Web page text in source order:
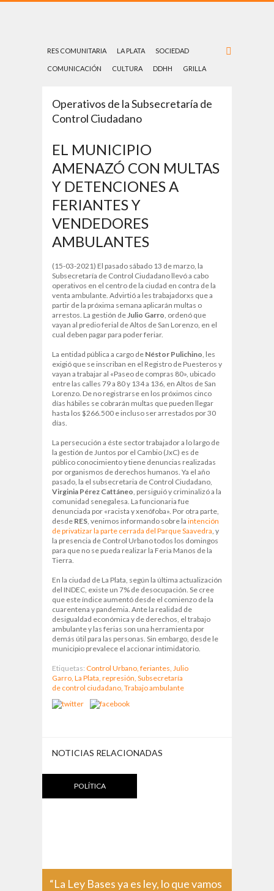
RES COMUNITARIA LA PLATA SOCIEDAD
COMUNICACIÓN CULTURA DDHH GRILLA
Operativos de la Subsecretaría de
Control Ciudadano
EL MUNICIPIO
AMENAZÓ CON MULTAS
Y DETENCIONES A
FERIANTES Y
VENDEDORES
AMBULANTES
(15-03-2021) El pasado sábado 13 de marzo, la
Subsecretaría de Control Ciudadano llevó a cabo
operativos en el centro de la ciudad en contra de la
venta ambulante. Advirtió a les trabajadorxs que a
partir de la próxima semana aplicarán multas o
arrestos. La gestión deJulio Garro, ordenó que
vayan al predio ferial de Altos de San Lorenzo, en el
cual deben pagar para poder feriar.
La entidad pública a cargo de Néstor Pulichino, les
exigió que se inscriban en el Registro de Puesteros y
vayan a trabajar al «Paseo de compras 80», ubicado
entre las calles 79 a 80 y 134 a 136, en Altos de San
Lorenzo. De no registrarse en los próximos cinco
días hábiles se cobrarán multas que pueden llegar
hasta los $266.500 e incluso ser arrestados por 30
días.
La persecución a éste sector trabajador a lo largo de
la gestión de Juntos por el Cambio (JxC) es de
público conocimiento y tiene denuncias realizadas
por organismos de derechos humanos. Ya el año
pasado, la el subsecretaria de Control Ciudadano,
Virginia Pérez Cattáneo, persiguió y criminalizó a la
comunidad senegalesa. La funcionaria fue
denunciada por «racista y xenófoba». Por otra parte,
desde RES, venimos informando sobre la intención
de privatizar la parte cerrada del Parque Saavedra, y
la presencia de Control Urbano todos los domingos
para que no se pueda realizar la Feria Manos de la
Tierra.
En la ciudad de La Plata, según la última actualización
del INDEC, existe un 7% de desocupación. Se cree
que este índice aumentó desde el comienzo de la
cuarentena y pandemia. Ante la realidad de
desigualdad económica y de derechos, el trabajo
ambulante y las ferias son una herramienta por
demás útil para las personas. Sin embargo, desde le
municipio prevalece el accionar intimidatorio.
Etiquetas: Control Urbano, feriantes, Julio
Garro, La Plata, represión, Subsecretaría
de control ciudadano, Trabajo ambulante
NOTICIAS RELACIONADAS
POLÍTICA
“La Ley Bases ya es ley, lo que vamos